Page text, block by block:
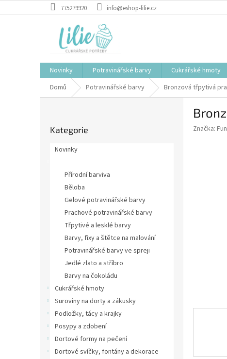
na
775279920 info@eshop-lilie.cz
Novinky Potravinářské barvy Cukrářské hmoty
Domů
Potravinářské barvy Bronzová třpytivá
kategorie
Kategorie
Novinky
Přírodní barviva
Běloba
Gelové potravinářské barvy
Prachové potravinářské barvy
Třpytivé a lesklé barvy
Barvy, fixy a štětce na malování
Potravinářské barvy ve spreji
Jedlé zlato a stříbro
Barvy na čokoládu
Cukrářské hmoty
Suroviny na dorty a zákusky
Podložky, tácy a krajky
Posypy a zdobení
Dortové formy na pečení
Dortové svíčky, fontány a dekorace
Značka: